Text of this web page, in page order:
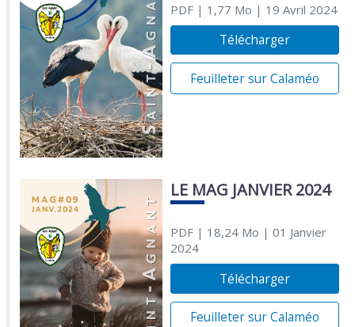
PDF| 1,77 Mo | 19 Avril 2024
Télécharger
Feuilleter sur Calaméo
LE MAG JANVIER 2024
PDF| 18,24 Mo | 01 Janvier
2024
Télécharger
Feuilleter sur Calaméo